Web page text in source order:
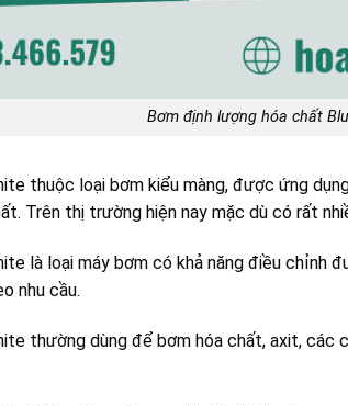
Bơm định lượng hóa chất
thuộc loại bơm kiểu màng, được ứng
Trên thị trường hiện nay mặc dù có rất
là loại máy bơm có khả năng điều chỉnh
nhu cầu.
thường dùng để bơm hóa chất, axit,